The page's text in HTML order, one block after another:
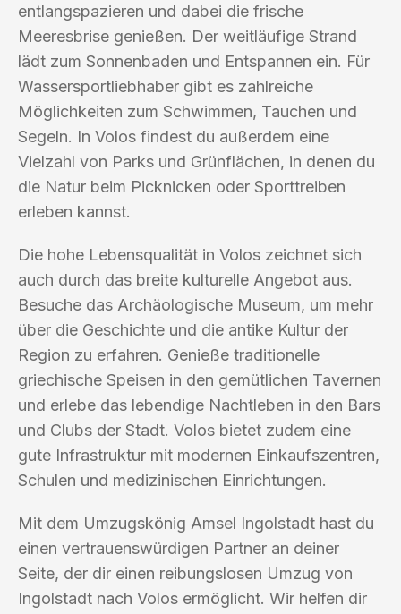
entlangspazieren und dabei die frische
Meeresbrise genießen. Der weitläufige Strand
lädt zum Sonnenbaden und Entspannen ein. Für
Wassersportliebhaber gibt es zahlreiche
Möglichkeiten zum Schwimmen, Tauchen und
Segeln. In Volos findest du außerdem eine
Vielzahl von Parks und Grünflächen, in denen du
die Natur beim Picknicken oder Sporttreiben
erleben kannst.
Die hohe Lebensqualität in Volos zeichnet sich
auch durch das breite kulturelle Angebot aus.
Besuche das Archäologische Museum, um mehr
über die Geschichte und die antike Kultur der
Region zu erfahren. Genieße traditionelle
griechische Speisen in den gemütlichen Tavernen
und erlebe das lebendige Nachtleben in den Bars
und Clubs der Stadt. Volos bietet zudem eine
gute Infrastruktur mit modernen Einkaufszentren,
Schulen und medizinischen Einrichtungen.
Mit dem Umzugskönig Amsel Ingolstadt hast du
einen vertrauenswürdigen Partner an deiner
Seite, der dir einen reibungslosen Umzug von
Ingolstadt nach Volos ermöglicht. Wir helfen dir